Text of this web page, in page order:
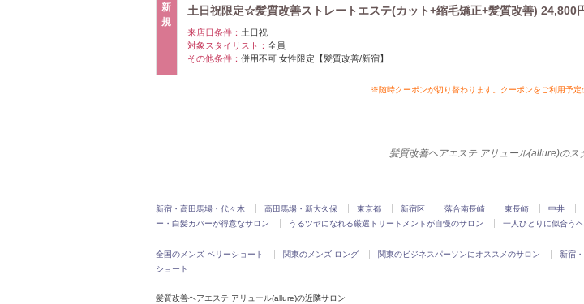
新
規
土日祝限定☆髪質改善ストレートエステ(カット+縮毛矯正+髪質改善) 24,800
来店日条件： 土日祝
対象スタイリスト： 全員
その他条件： 併用不可 女性限定【髪質改善/新宿】
※随時クーポンが切り替わります。クーポンをご利用予定
髪質改善ヘアエステ アリュール(allure)の
新宿・高田馬場・代々木 高田馬場・新大久保 東京都 新宿区 落合南長崎 東長崎 中井
ー・白髪カバーが得意なサロン
うるツヤになれる厳選トリートメントが自慢のサロン 一人ひとりに似合う
全国のメンズ ベリーショート 関東のメンズ ロング 関東のビジネスパーソンにオススメのサロン 新宿
ショート
髪質改善ヘアエステ アリュール(allure)の近隣サロン